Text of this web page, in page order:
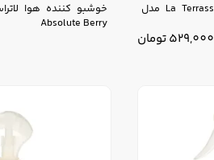
خوشبو کننده هوا لاتراس La Terrasse مدل
529,000تومان
Absolute Berry